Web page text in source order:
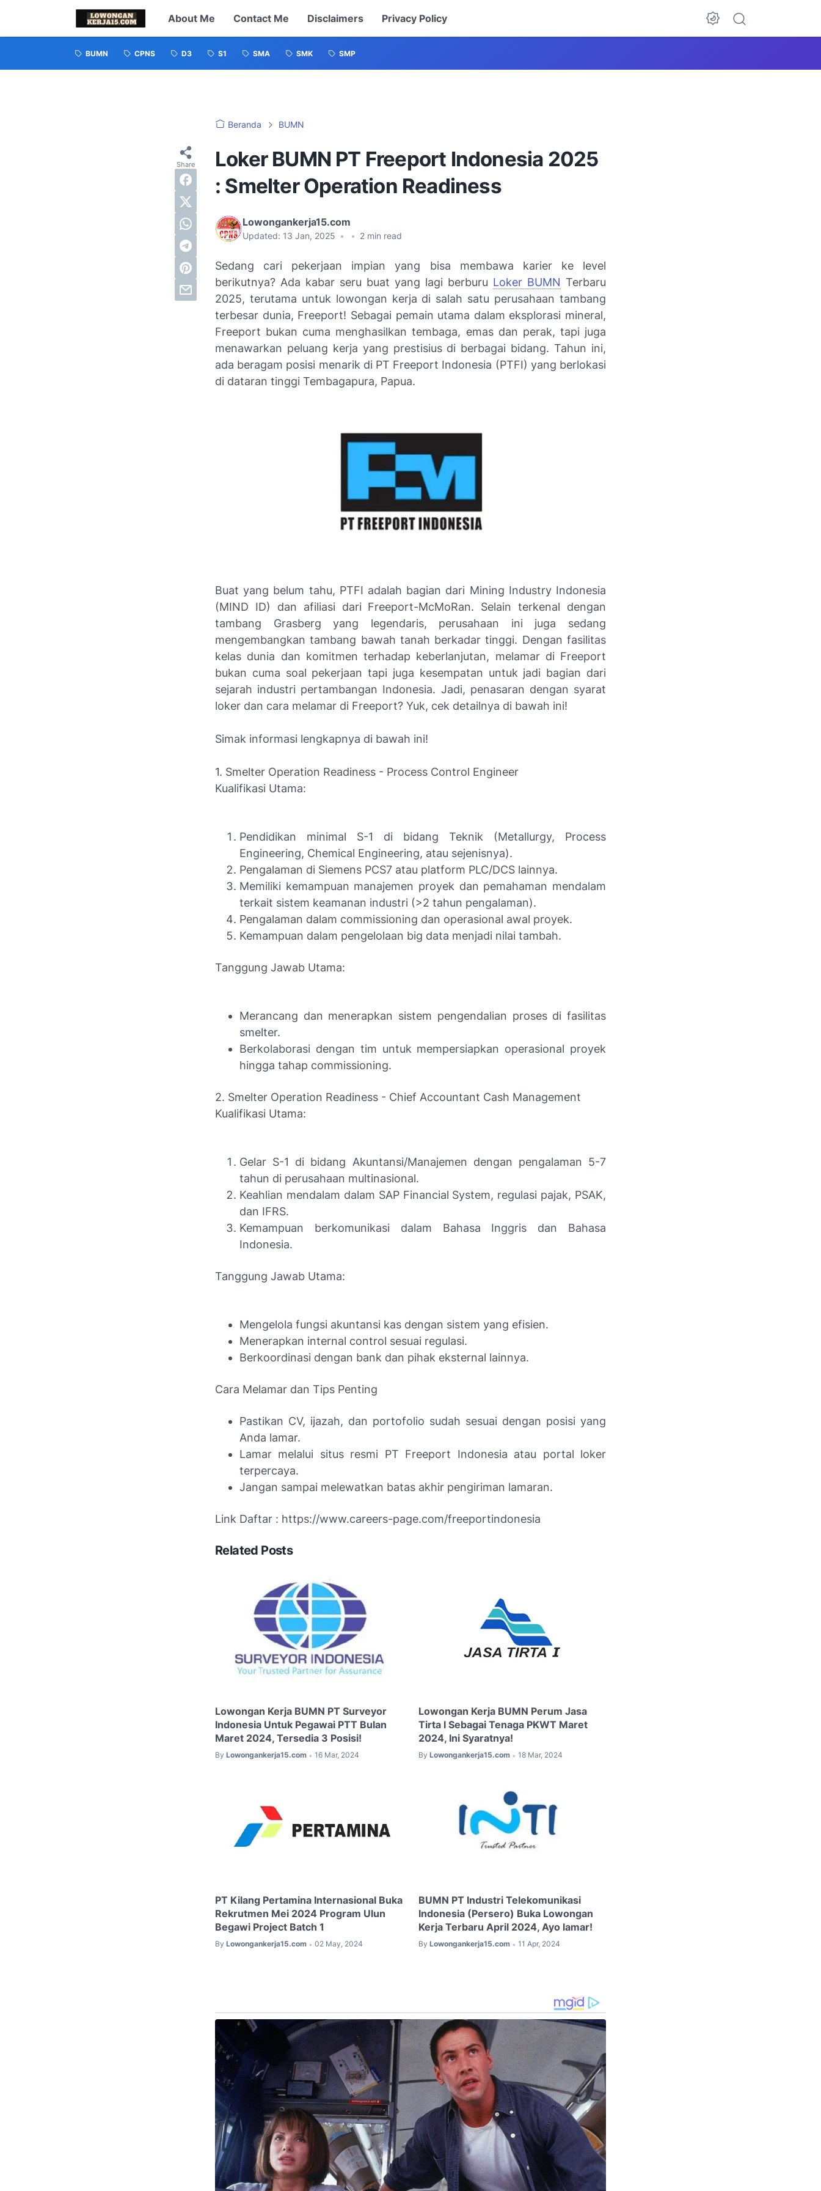
About Me Contact Me Disclaimers Privacy Policy
BUMN CPNS D3 S1 SMA SMK SMP
Beranda BUMN
Loker BUMN PT Freeport Indonesia 2025
: Smelter Operation Readiness
Lowongankerja15.com
Updated: 13 Jan, 2025 • • 2 min read
Sedang cari pekerjaan impian yang bisa membawa karier ke level
berikutnya? Ada kabar seru buat yang lagi berburu Loker BUMN Terbaru
2025, terutama untuk lowongan kerja di salah satu perusahaan tambang
terbesar dunia, Freeport! Sebagai pemain utama dalam eksplorasi mineral,
Freeport bukan cuma menghasilkan tembaga, emas dan perak, tapi juga
menawarkan peluang kerja yang prestisius di berbagai bidang. Tahun ini,
ada beragam posisi menarik di PT Freeport Indonesia (PTFI) yang berlokasi
di dataran tinggi Tembagapura, Papua.
Buat yang belum tahu, PTFI adalah bagian dari Mining Industry Indonesia
(MIND ID) dan afiliasi dari Freeport-McMoRan. Selain terkenal dengan
tambang Grasberg yang legendaris, perusahaan ini juga sedang
mengembangkan tambang bawah tanah berkadar tinggi. Dengan fasilitas
kelas dunia dan komitmen terhadap keberlanjutan, melamar di Freeport
bukan cuma soal pekerjaan tapi juga kesempatan untuk jadi bagian dari
sejarah industri pertambangan Indonesia. Jadi, penasaran dengan syarat
loker dan cara melamar di Freeport? Yuk, cek detailnya di bawah ini!
Simak informasi lengkapnya di bawah ini!
1. Smelter Operation Readiness - Process Control Engineer
Kualifikasi Utama:
Pendidikan minimal S-1 di bidang Teknik (Metallurgy, Process
Engineering, Chemical Engineering, atau sejenisnya).
Pengalaman di Siemens PCS7 atau platform PLC/DCS lainnya.
Memiliki kemampuan manajemen proyek dan pemahaman mendalam
terkait sistem keamanan industri (>2 tahun pengalaman).
Pengalaman dalam commissioning dan operasional awal proyek.
Kemampuan dalam pengelolaan big data menjadi nilai tambah.
Tanggung Jawab Utama:
Merancang dan menerapkan sistem pengendalian proses di fasilitas
smelter.
Berkolaborasi dengan tim untuk mempersiapkan operasional proyek
hingga tahap commissioning.
2. Smelter Operation Readiness - Chief Accountant Cash Management
Kualifikasi Utama:
Gelar S-1 di bidang Akuntansi/Manajemen dengan pengalaman 5-7
tahun di perusahaan multinasional.
Keahlian mendalam dalam SAP Financial System, regulasi pajak, PSAK,
dan IFRS.
Kemampuan berkomunikasi dalam Bahasa Inggris dan Bahasa
Indonesia.
Tanggung Jawab Utama:
Mengelola fungsi akuntansi kas dengan sistem yang efisien.
Menerapkan internal control sesuai regulasi.
Berkoordinasi dengan bank dan pihak eksternal lainnya.
Cara Melamar dan Tips Penting
Pastikan CV, ijazah, dan portofolio sudah sesuai dengan posisi yang
Anda lamar.
Lamar melalui situs resmi PT Freeport Indonesia atau portal loker
terpercaya.
Jangan sampai melewatkan batas akhir pengiriman lamaran.
Link Daftar : https://www.careers-page.com/freeportindonesia
Related Posts
Lowongan Kerja BUMN PT Surveyor
Indonesia Untuk Pegawai PTT Bulan
Maret 2024, Tersedia 3 Posisi!
By Lowongankerja15.com • 16 Mar, 2024
Lowongan Kerja BUMN Perum Jasa
Tirta I Sebagai Tenaga PKWT Maret
2024, Ini Syaratnya!
By Lowongankerja15.com • 18 Mar, 2024
PT Kilang Pertamina Internasional Buka
Rekrutmen Mei 2024 Program Ulun
Begawi Project Batch 1
By Lowongankerja15.com • 02 May, 2024
BUMN PT Industri Telekomunikasi
Indonesia (Persero) Buka Lowongan
Kerja Terbaru April 2024, Ayo lamar!
By Lowongankerja15.com • 11 Apr, 2024